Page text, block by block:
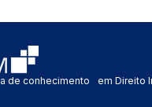
de conhecimento em Direito